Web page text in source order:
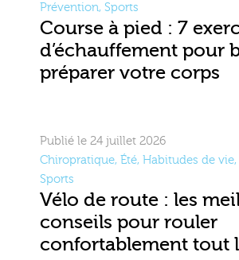
Prévention, Sports
Course à pied : 7
d’échauffement pour
préparer votre corps
Publié le 24 juillet 2026
Chiropratique, Été, Habitudes de vie,
Sports
Vélo de route : les
conseils pour rouler
confortablement tout